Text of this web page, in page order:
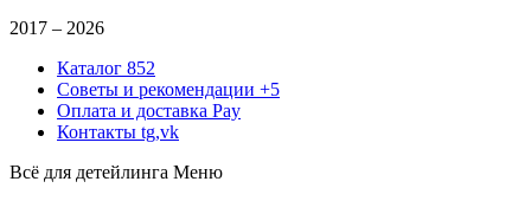
2017 – 2026
Каталог 852
Советы и рекомендации +5
Оплата и доставка Pay
Контакты tg,vk
Всё для детейлинга Меню